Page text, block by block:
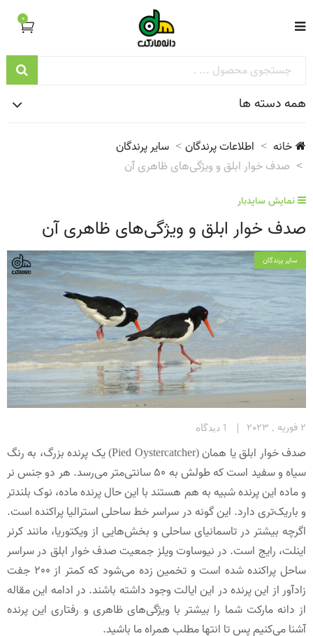
0
همه دسته ها
خانه اطلاعات پرندگان
سایر پرندگان
صدف خوار ابلق و ویژگی‌های ظاهری آن
نمایش سایدبار
صدف خوار ابلق و ویژگی‌های ظاهری آن
سایر پرندگان
2 فوریه , 2023 1 دیدگاه
صدف خوار ابلق یا همان (Pied Oystercatcher) یک پرنده بزرگ، به رنگ
سیاه و سفید است که طولش به 50 سانتی‌متر می‌رسد. هر دو جنس نر
و ماده این پرنده شبیه به هم هستند با این حال پرنده ماده، نوک بلندتر
و باریک‌تری دارد. این گونه در سراسر خط ساحلی استرالیا پراکنده است.
اگرچه بیشتر در تاسمانیای ساحلی و بخش‌هایی از ویکتوریا، مانند کرنر
اینلت، رایج است. در نیوساوت ویلز جمعیت صدف خوار ابلق در سراسر
ساحل پراکنده شده است و تخمین زده می‌شود که کمتر از 200 جفت
زادآور از این پرنده در این ایالت وجود داشته باشند. در ادامه این مقاله
از دانه مارکت شما را بیشتر با ویژگی‌های ظاهری و رفتاری این پرنده
آشنا می‌کنیم پس تا انتها مطلب همراه ما باشید.